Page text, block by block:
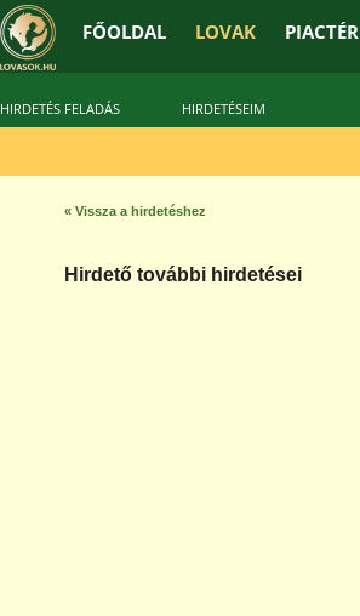
FŐOLDAL LOVAK PIACTÉR
HIRDETÉS FELADÁS HIRDETÉSEIM
« Vissza a hirdetéshez
Hirdető további hirdetései